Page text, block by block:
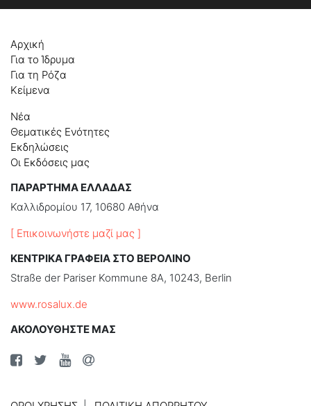
Αρχική
Για το Ίδρυμα
Για τη Ρόζα
Κείμενα
Νέα
Θεματικές Ενότητες
Εκδηλώσεις
Οι Εκδόσεις μας
ΠΑΡΑΡΤΗΜΑ ΕΛΛΑΔΑΣ
Καλλιδρομίου 17, 10680 Αθήνα
[ Επικοινωνήστε μαζί μας ]
ΚΕΝΤΡΙΚΑ ΓΡΑΦΕΙΑ ΣΤΟ ΒΕΡΟΛΙΝΟ
Straße der Pariser Kommune 8A, 10243, Berlin
www.rosalux.de
ΑΚΟΛΟΥΘΗΣΤΕ ΜΑΣ